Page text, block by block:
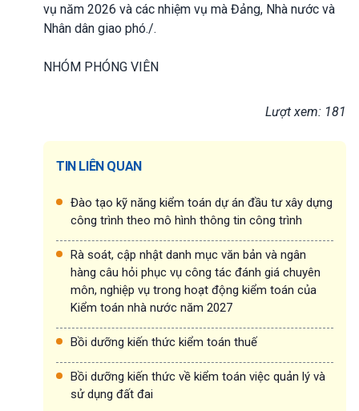
vụ năm 2026 và các nhiệm vụ mà Đảng, Nhà nước và
Nhân dân giao phó./.
NHÓM PHÓNG VIÊN
Lượt xem: 181
TIN LIÊN QUAN
Đào tạo kỹ năng kiểm toán dự án đầu tư xây dựng
công trình theo mô hình thông tin công trình
Rà soát, cập nhật danh mục văn bản và ngân
hàng câu hỏi phục vụ công tác đánh giá chuyên
môn, nghiệp vụ trong hoạt động kiểm toán của
Kiểm toán nhà nước năm 2027
Bồi dưỡng kiến thức kiểm toán thuế
Bồi dưỡng kiến thức về kiểm toán việc quản lý và
sử dụng đất đai